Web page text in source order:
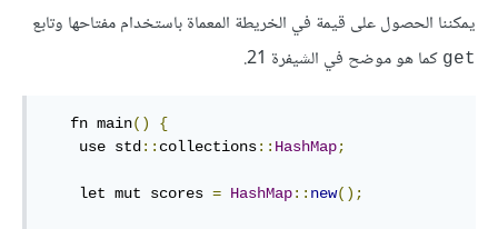
يمكننا الحصول على قيمة في الخريطة المعماة باستخدام مفتاحها وتابع
get كما هو موضح في الشيفرة 21.
   fn main
()
{
    use std
:: collections:: HashMap;
    let mut scores
= HashMap:: new();